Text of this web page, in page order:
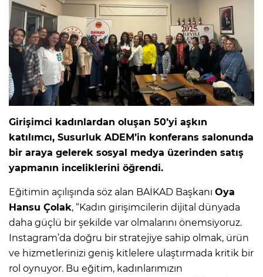
Girişimci kadınlardan oluşan 50’yi aşkın
katılımcı, Susurluk ADEM’in konferans salonunda
bir araya gelerek sosyal medya üzerinden satış
yapmanın inceliklerini öğrendi.
Eğitimin açılışında söz alan BAİKAD Başkanı Oya
Hansu Çolak, “Kadın girişimcilerin dijital dünyada
daha güçlü bir şekilde var olmalarını önemsiyoruz.
Instagram’da doğru bir stratejiye sahip olmak, ürün
ve hizmetlerinizi geniş kitlelere ulaştırmada kritik bir
rol oynuyor. Bu eğitim, kadınlarımızın